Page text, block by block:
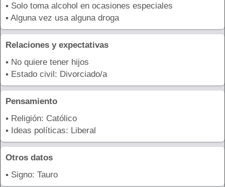
▪ Solo toma alcohol en ocasiones especiales
▪ Alguna vez usa alguna droga
Relaciones y expectativas
▪ No quiere tener hijos
▪ Estado civil: Divorciado/a
Pensamiento
▪ Religión: Católico
▪ Ideas políticas: Liberal
Otros datos
▪ Signo: Tauro